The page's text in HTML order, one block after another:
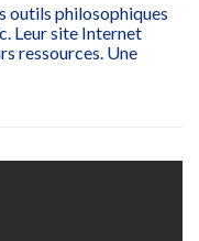
outils philosophiques
Leur site Internet
ressources. Une